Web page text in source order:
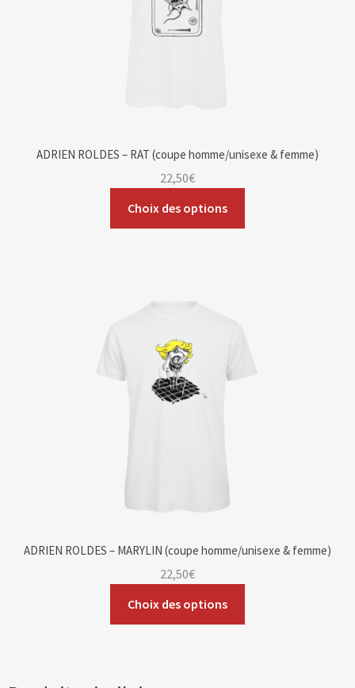
ADRIEN ROLDES – RAT (coupe homme/unisexe & femme)
22,50€
Choix des options
ADRIEN ROLDES – MARYLIN (coupe homme/unisexe & femme)
22,50€
Choix des options